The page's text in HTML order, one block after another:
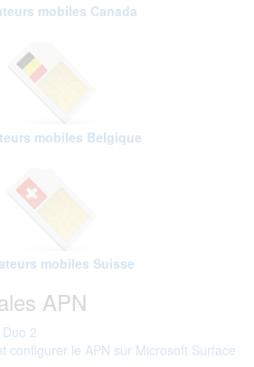
mobiles Canada
mobiles Belgique
mobiles Suisse
APN
2
configurer le APN sur Microsoft Surface